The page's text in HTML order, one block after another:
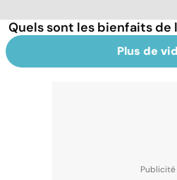
Quels sont les bienfaits de
Plus de